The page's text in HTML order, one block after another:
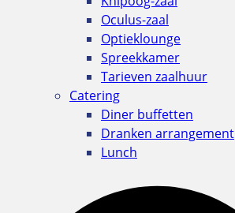
Oculus-zaal
Optieklounge
Spreekkamer
Tarieven zaalhuur
Catering
Diner buffetten
Dranken arrangement
Lunch